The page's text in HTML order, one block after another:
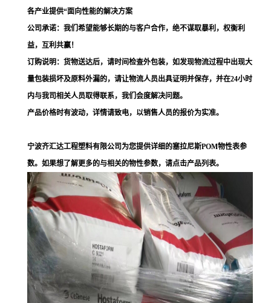
各产业提供“面向性能的解决方案
公司承诺：我们希望能够长期的与客户合作，绝不谋取暴利，权衡利
益，互利共赢！
订购说明：货物送达后，请时间检查外包装，如发现物流过程中出现大
量包装损坏及原料外漏的，请让物流人员出具证明并保存，并在24小时
内与我司相关人员取得联系，我们会度解决问题。
产品价格时有波动，详情请致电，以销售人员的报价为实准。
宁波齐汇达工程塑料有限公司为您提供详细的塞拉尼斯POM物性表参
数。如果想了解更多的与相关的物性参数，请点击产品列表。